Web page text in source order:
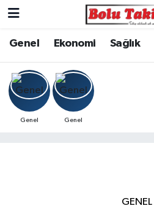
Genel Ekonomi Sağlık
Genel Genel
GENEL